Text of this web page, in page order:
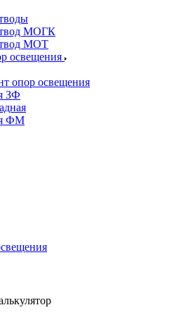
МОГК
МОТ
освещения
опор освещения
ЗФ
ФМ